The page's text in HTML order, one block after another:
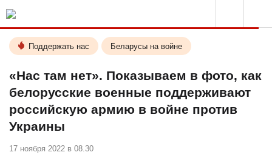
Поддержать нас Беларусы на войне
«Нас там нет». Показываем в фото, как
белорусские военные поддерживают
российскую армию в войне против
Украины
17 ноября 2022 в 08.30